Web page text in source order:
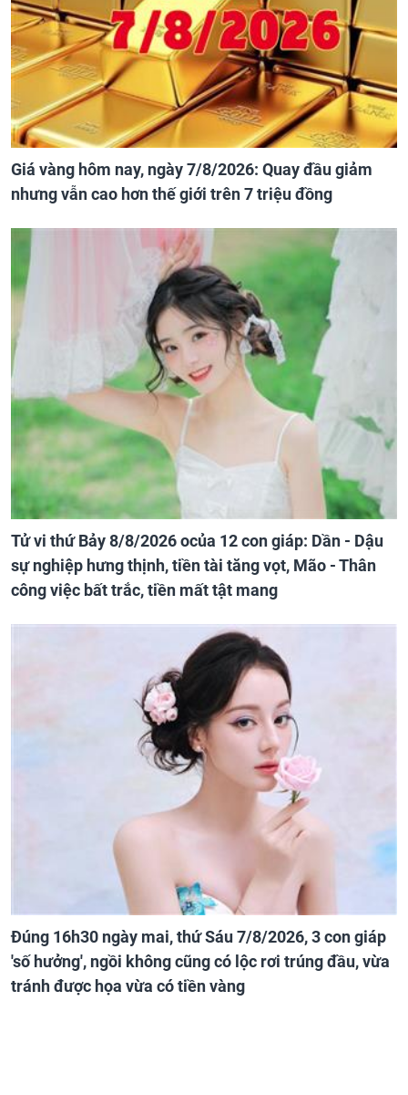
Giá vàng hôm nay, ngày 7/8/2026: Quay đầu giảm
nhưng vẫn cao hơn thế giới trên 7 triệu đồng
Tử vi thứ Bảy 8/8/2026 ocủa 12 con giáp: Dần - Dậu
sự nghiệp hưng thịnh, tiền tài tăng vọt, Mão - Thân
công việc bất trắc, tiền mất tật mang
Đúng 16h30 ngày mai, thứ Sáu 7/8/2026, 3 con giáp
'số hưởng', ngồi không cũng có lộc rơi trúng đầu, vừa
tránh được họa vừa có tiền vàng